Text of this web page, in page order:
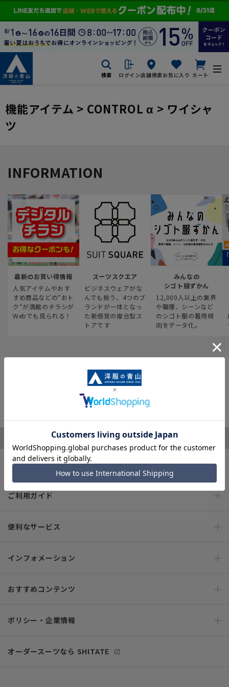
検索 ログイン店舗検索お気に入り カート
機能アイテム > CONTROL α > ワイシャ
ツ
INFORMATION
最新のお買い得情報
人気アイテムやおす
すめ商品などの“おト
ク“が満載のチラシが
Webでも見られる！
スーツスクエア
ビジネスウェアがな
んでも揃う、4つのブ
ランドが一体となっ
た新感覚の複合型ス
トアです
みんなの
シゴト服ずかん
12,000人以上の業界
や職種、シーンなど
のシゴト服の着用傾
向をデータ化。
サポート・お問い合わせ
※税表記がないものはすべて税込み価格となります
キャンペーン情報
ご利用ガイド
便利なサービス
インフォメーション
おすすめコンテンツ
ポリシー・企業情報
オーダースーツなら SHITATE